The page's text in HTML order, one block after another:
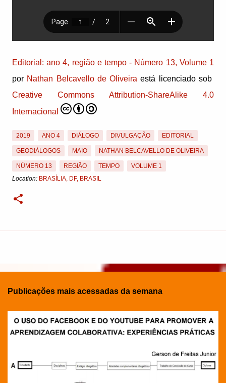
Editorial: ano 4, região e tempo - Número 13, Volume 1
por Nathan Belcavello de Oliveira está licenciado sob
Creative Commons Attribution-ShareAlike 4.0
Internacional
2019 ANO 4 DIÁLOGO DIVULGAÇÃO EDITORIAL
GEODIÁLOGOS MAIO NATHAN BELCAVELLO DE OLIVEIRA
NÚMERO 13 REGIÃO TEMPO
VOLUME 1
Location: BRASÍLIA, DF, BRASIL
Publicações mais acessadas da semana